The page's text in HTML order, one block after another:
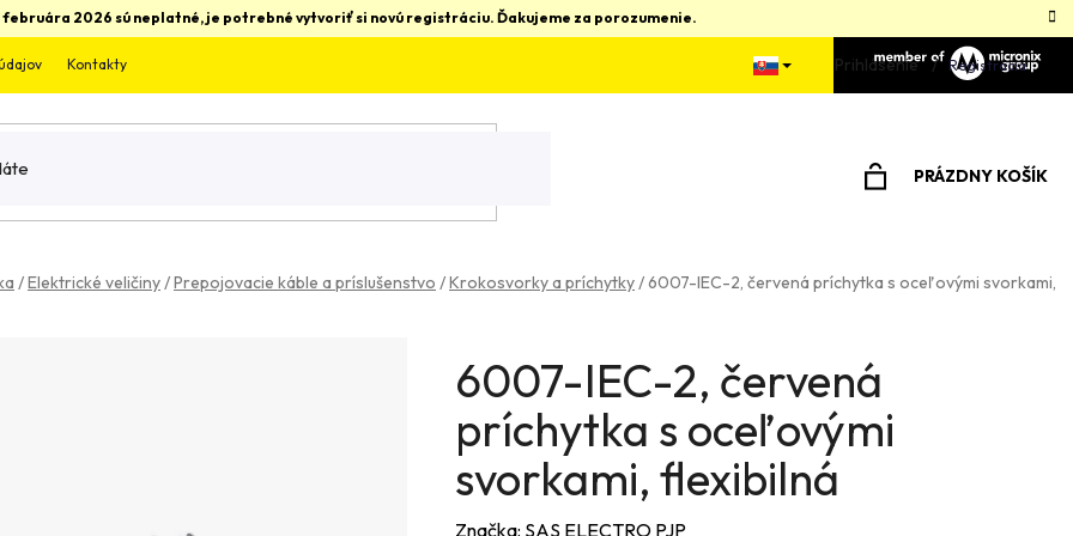
2026 sú neplatné, je potrebné vytvoriť si novú registráciu. Ďakujeme za porozumenie.
Kontakty Prihlásenie Registrácia
PRÁZDNY KOŠÍK
/Elektrické veličiny/Prepojovacie káble a príslušenstvo /Krokosvorky a príchytky/6007-IEC-2, červená príchytka s oceľovými svorkami,
6007-IEC-2, červená
príchytka s oceľovými
svorkami, flexibilná
Značka: SAS ELECTRO PJP